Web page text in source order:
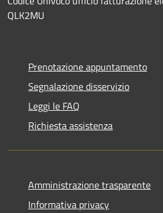
QLK2MU
Prenotazione appuntamento
Segnalazione disservizio
Leggi le FAQ
Richiesta assistenza
Amministrazione trasparente
Informativa privacy